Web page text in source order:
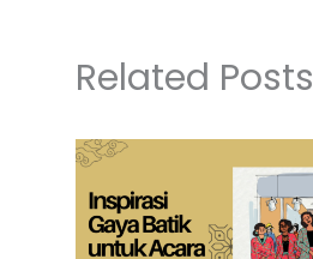
Related Posts